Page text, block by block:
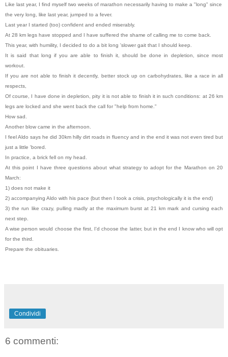
Like last year, I find myself two weeks of marathon necessarily having to make a "long" since
the very long, like last year, jumped to a fever.
Last year I started (too) confident and ended miserably.
At 28 km legs have stopped and I have suffered the shame of calling me to come back.
This year, with humility, I decided to do a bit long 'slower gait that I should keep.
It is said that long if you are able to finish it, should be done in depletion, since most
workout.
If you are not able to finish it decently, better stock up on carbohydrates, like a race in all
respects,
Of course, I have done in depletion, pity it is not able to finish it in such conditions: at 26 km
legs are locked and she went back the call for "help from home."
How sad.
Another blow came in the afternoon.
I feel Aldo says he did 30km hilly dirt roads in fluency and in the end it was not even tired but
just a little 'bored.
In practice, a brick fell on my head.
At this point I have three questions about what strategy to adopt for the Marathon on 20
March:
1) does not make it
2) accompanying Aldo with his pace (but then I took a crisis, psychologically it is the end)
3) the run like crazy, pulling madly at the maximum burst at 21 km mark and cursing each
next step.
A wise person would choose the first, I'd choose the latter, but in the end I know who will opt
for the third.
Prepare the obituaries.
Condividi
6 commenti: